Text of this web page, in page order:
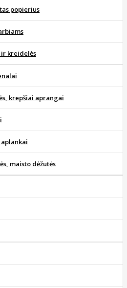
popierius
kreidelės
krepšiai aprangai
maisto dėžutės